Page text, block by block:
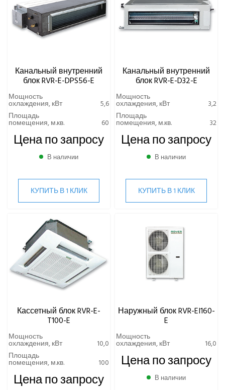
Канальный внутренний
блок RVR-E-DPS56-E
Мощность
охлаждения, кВт
5,6
Площадь
помещения, м.кв. 60
Цена по запросу
В наличии
КУПИТЬ В 1 КЛИК
Канальный внутренний
блок RVR-E-D32-E
Мощность
охлаждения, кВт
3,2
Площадь
помещения, м.кв. 32
Цена по запросу
В наличии
КУПИТЬ В 1 КЛИК
Кассетный блок RVR-E-
T100-E
Мощность
охлаждения, кВт
10,0
Площадь
помещения, м.кв. 100
Цена по запросу
Наружный блок RVR-EI160-
E
Мощность
охлаждения, кВт 16,0
Цена по запросу
В наличии